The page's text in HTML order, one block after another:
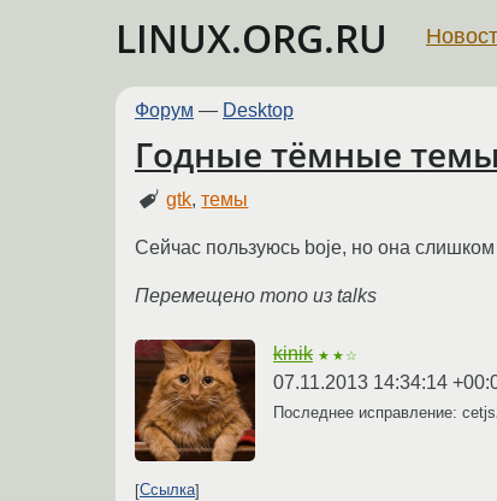
LINUX.ORG.RU
Форум — Desktop
Годные тёмные
gtk,темы
Сейчас пользуюсь boje, но она слишком
Перемещено mono из talks
kinik ★★☆
07.11.2013 14:34:14
Последнее исправление:
Ссылка